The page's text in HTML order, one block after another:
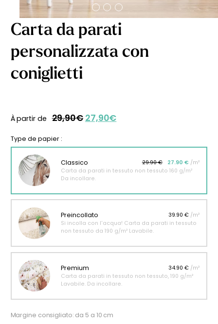
Carta da parati
personalizzata con
coniglietti
À partir de 29,90€ Il
era:
27,90€Il
è:
Type de papier :
Classico 29.90 € 27.90 € /m²
Carta da parati in tessuto non tessuto 160 g/m²
Da incollare.
Preincollato 39.90 € /m²
Si incolla con l'acqua! Carta da parati in tessuto
non tessuto da 190 g/m² Lavabile.
Premium 34.90 € /m²
Carta da parati in tessuto non tessuto, 190 g/m²
Lavabile. Da incollare.
Margine consigliato: da 5 a 10 cm